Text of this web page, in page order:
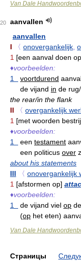
Van Dale
20
aanvallen
aanvallen
I
〈 onovergankelijk
1 [een aanval doen
♦voorbeelden:
1
voortdurend
de vijand in de
the rear/in the flank
II
〈 overgankelijk
1 [met woorden
♦voorbeelden:
1
een testament
een politicus over
about his statements
III
〈 onovergankelijk
1 [afstormen op]
♦voorbeelden:
1
de vijand viel op
(op het eten)
Van Dale
Страницы